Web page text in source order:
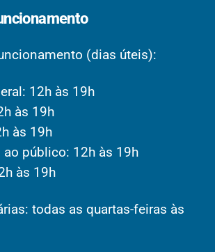
(dias úteis):
12h às 19h
às 19h
às 19h
público: 12h às 19h
às 19h
todas as quartas-feiras às